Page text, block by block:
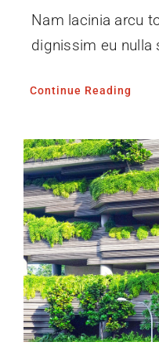
Nam lacinia arcu
dignissim eu nulla
Continue Reading